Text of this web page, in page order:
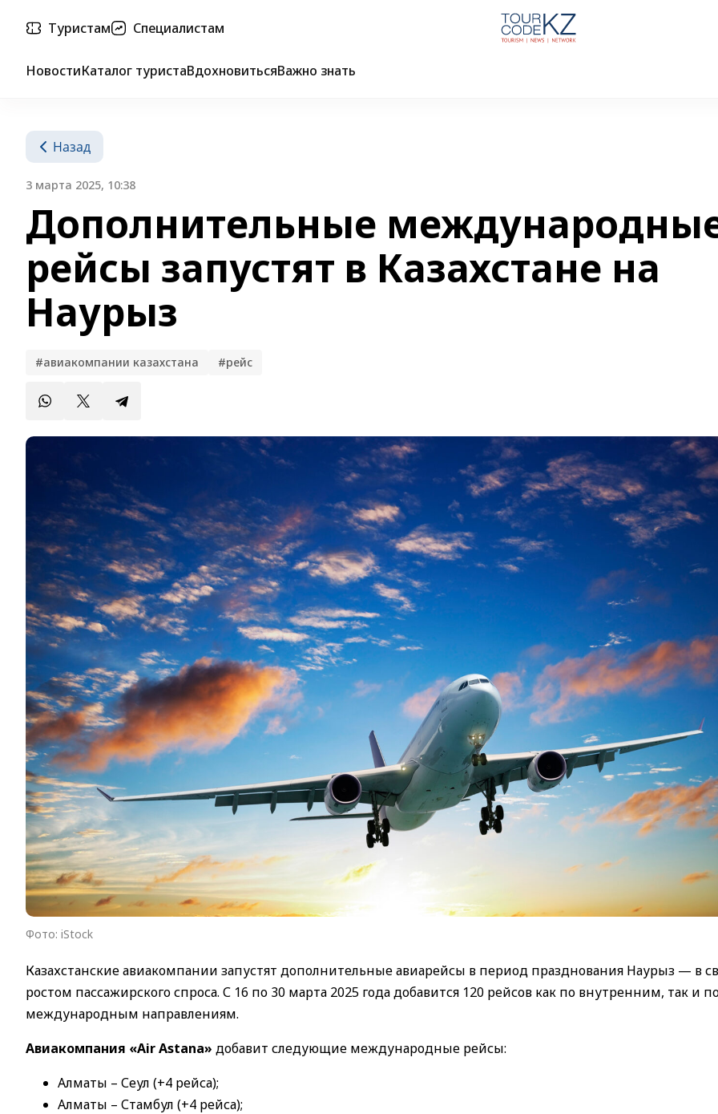
Туристам Специалистам
НовостиКаталог туристаВдохновитьсяВажно знать
Назад
3 марта 2025, 10:38
Дополнительные
рейсы запустят в Казахстане на
Наурыз
#авиакомпании казахстана #рейс
Фото: iStock
Казахстанские авиакомпании запустят дополнительные авиарейсы в период празднования Наурыз — в
ростом пассажирского спроса. С 16 по 30 марта 2025 года добавится 120 рейсов как по внутренним, так и
международным направлениям.
Авиакомпания «Air Astana» добавит следующие международные рейсы:
Алматы – Сеул (+4 рейса);
Алматы – Стамбул (+4 рейса);